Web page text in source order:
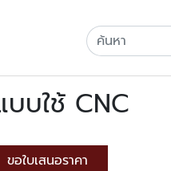
บใช้ CNC
ขอใบเสนอราคา